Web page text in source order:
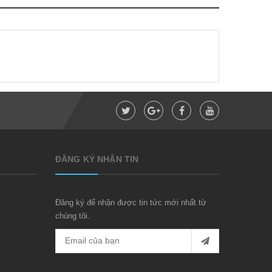
ĐĂNG KÝ NHẬN TIN
Đăng ký để nhận được tin tức mới nhất từ
chúng tôi.